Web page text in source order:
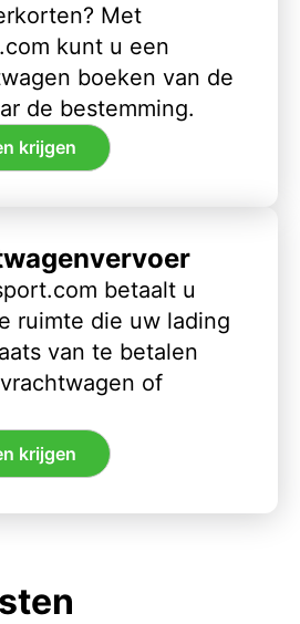
Met
kunt u een
boeken van de
de bestemming.
krijgen
betaalt u
ruimte die uw lading
van te betalen
of
krijgen